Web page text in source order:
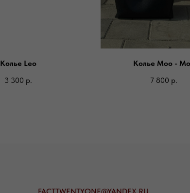
Колье Leo
3 300 р.
Колье Moo -
7 800 р.